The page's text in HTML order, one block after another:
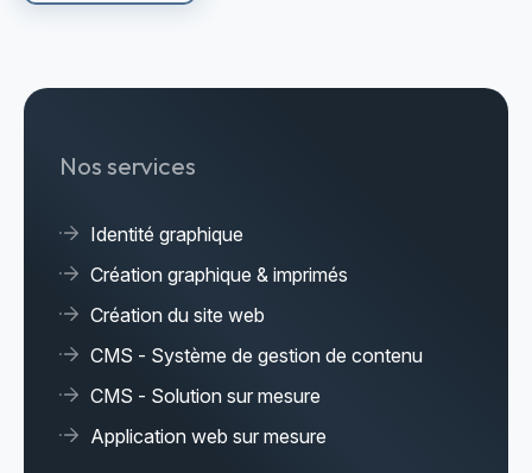
Nos services
Identité graphique
Création graphique & imprimés
Création du site web
CMS - Système de gestion de contenu
CMS - Solution sur mesure
Application web sur mesure